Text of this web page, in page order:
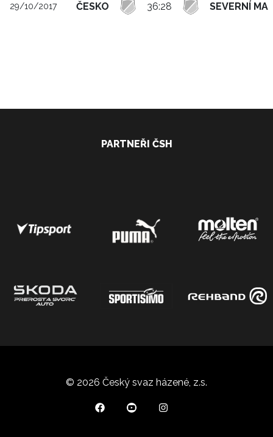
29/10/2017 ČESKO 36:28 SEVERNÍ
PARTNEŘI ČSH
© 2026 Český svaz házené, z.s.